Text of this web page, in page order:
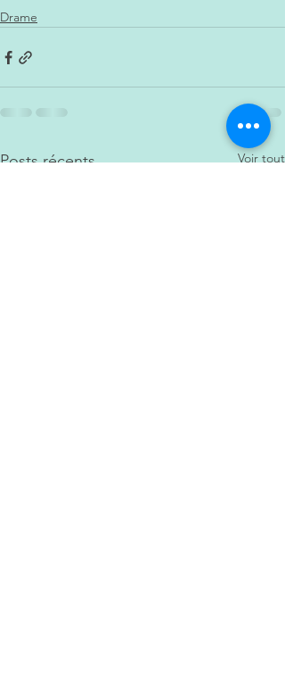
Drame
Posts récents Voir tout